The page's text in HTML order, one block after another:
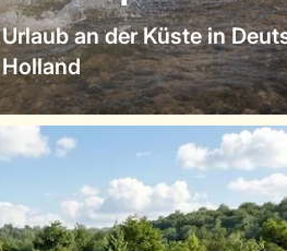
Urlaub an der Küste in
Holland